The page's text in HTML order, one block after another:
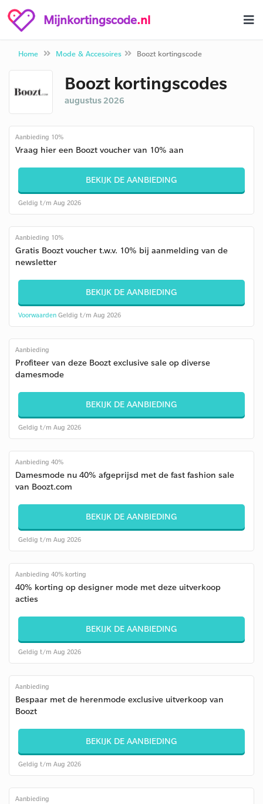
Mijnkortingscode.nl
Home Mode & Accesoires Boozt kortingscode
Boozt kortingscodes
augustus 2026
Aanbieding 10%
Vraag hier een Boozt voucher van 10% aan
BEKIJK DE AANBIEDING
Geldig t/m Aug 2026
Aanbieding 10%
Gratis Boozt voucher t.w.v. 10% bij aanmelding van de
newsletter
BEKIJK DE AANBIEDING
Voorwaarden Geldig t/m Aug 2026
Aanbieding
Profiteer van deze Boozt exclusive sale op diverse
damesmode
BEKIJK DE AANBIEDING
Geldig t/m Aug 2026
Aanbieding 40%
Damesmode nu 40% afgeprijsd met de fast fashion sale
van Boozt.com
BEKIJK DE AANBIEDING
Geldig t/m Aug 2026
Aanbieding 40% korting
40% korting op designer mode met deze uitverkoop
acties
BEKIJK DE AANBIEDING
Geldig t/m Aug 2026
Aanbieding
Bespaar met de herenmode exclusive uitverkoop van
Boozt
BEKIJK DE AANBIEDING
Geldig t/m Aug 2026
Aanbieding